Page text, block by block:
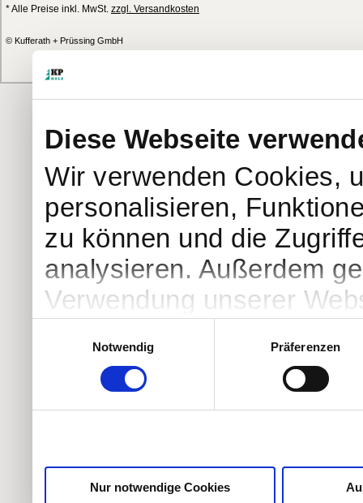
Diese Webseite
Wir verwenden Cookies,
personalisieren,
zu können und die
analysieren. Außerdem
Verwendung unserer
Partner führen diese
weiteren Daten
Notwendig
Präferenzen
Nur notwendige Cookies
* Alle Preise inkl. MwSt. zzgl. Versandkosten
© Kufferath + Prüssing GmbH